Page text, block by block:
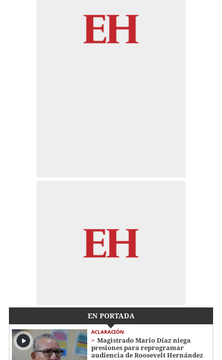
EN PORTADA
ACLARACIÓN
Magistrado Mario Díaz niega
presiones para reprogramar
audiencia de Roosevelt Hernández